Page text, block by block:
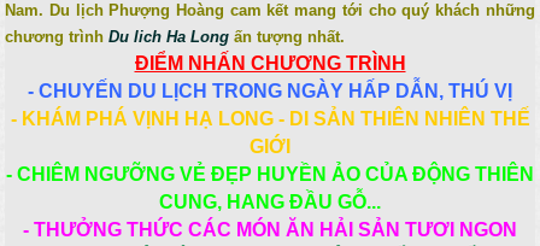
Nam. Du lịch Phượng Hoàng cam kết mang tới cho quý khách những
chương trìnhDu lich Ha Long ấn tượng nhất.
ĐIỂM NHẤN CHƯƠNG TRÌNH
- CHUYẾN DU LỊCH TRONG NGÀY HẤP DẪN, THÚ VỊ
- KHÁM PHÁ VỊNH HẠ LONG - DI SẢN THIÊN NHIÊN THẾ
GIỚI
- CHIÊM NGƯỠNG VẺ ĐẸP HUYỀN ẢO CỦA ĐỘNG THIÊN
CUNG, HANG ĐẦU GỖ...
- THƯỞNG THỨC CÁC MÓN ĂN HẢI SẢN TƯƠI NGON